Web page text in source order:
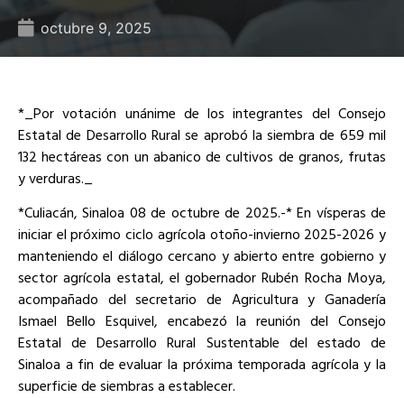
octubre 9, 2025
*_Por votación unánime de los integrantes del Consejo
Estatal de Desarrollo Rural se aprobó la siembra de 659 mil
132 hectáreas con un abanico de cultivos de granos, frutas
y verduras._
*Culiacán, Sinaloa 08 de octubre de 2025.-* En vísperas de
iniciar el próximo ciclo agrícola otoño-invierno 2025-2026 y
manteniendo el diálogo cercano y abierto entre gobierno y
sector agrícola estatal, el gobernador Rubén Rocha Moya,
acompañado del secretario de Agricultura y Ganadería
Ismael Bello Esquivel, encabezó la reunión del Consejo
Estatal de Desarrollo Rural Sustentable del estado de
Sinaloa a fin de evaluar la próxima temporada agrícola y la
superficie de siembras a establecer.